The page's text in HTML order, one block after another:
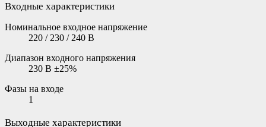
Входные характеристики
Номинальное входное напряжение
220 / 230 / 240 В
Диапазон входного напряжения
230 В ±25%
Фазы на входе
1
Выходные характеристики